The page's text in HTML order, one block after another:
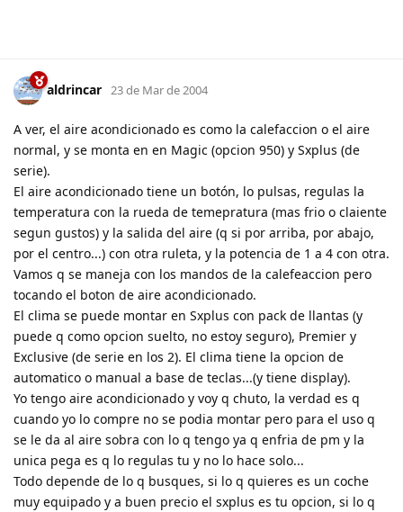
aldrincar 23 de Mar de 2004
A ver, el aire acondicionado es como la calefaccion o el aire
normal, y se monta en en Magic (opcion 950) y Sxplus (de
serie).
El aire acondicionado tiene un botón, lo pulsas, regulas la
temperatura con la rueda de temepratura (mas frio o claiente
segun gustos) y la salida del aire (q si por arriba, por abajo,
por el centro...) con otra ruleta, y la potencia de 1 a 4 con otra.
Vamos q se maneja con los mandos de la calefeaccion pero
tocando el boton de aire acondicionado.
El clima se puede montar en Sxplus con pack de llantas (y
puede q como opcion suelto, no estoy seguro), Premier y
Exclusive (de serie en los 2). El clima tiene la opcion de
automatico o manual a base de teclas...(y tiene display).
Yo tengo aire acondicionado y voy q chuto, la verdad es q
cuando yo lo compre no se podia montar pero para el uso q
se le da al aire sobra con lo q tengo ya q enfria de pm y la
unica pega es q lo regulas tu y no lo hace solo...
Todo depende de lo q busques, si lo q quieres es un coche
muy equipado y a buen precio el sxplus es tu opcion, si lo q